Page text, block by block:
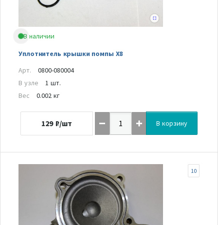
В наличии
Уплотнитель крышки помпы Х8
Арт.
0800-080004
В узле
1 шт.
Вес
0.002 кг
129 ₽/шт В корзину
10